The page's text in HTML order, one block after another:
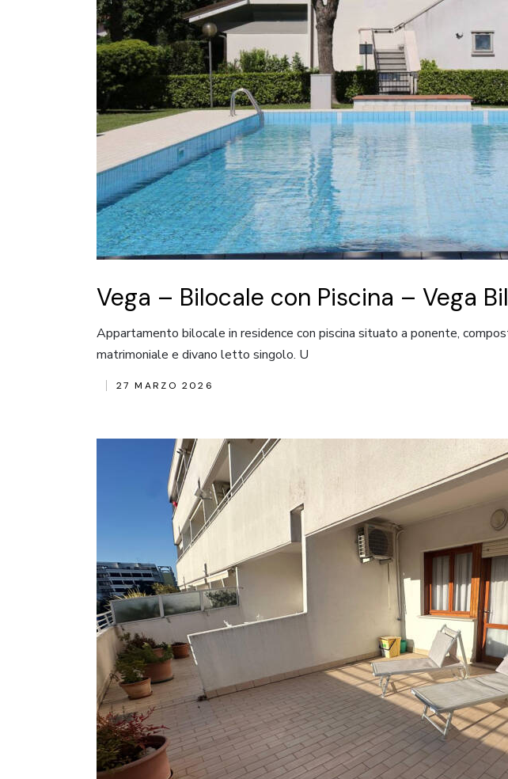
Vega – Bilocale con Piscina – Vega
Appartamento bilocale in residence con piscina situato a ponente,
matrimoniale e divano letto singolo. U
27 MARZO 2026